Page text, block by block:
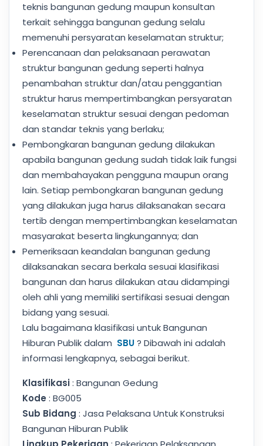
teknis bangunan gedung maupun konsultan
terkait sehingga bangunan gedung selalu
memenuhi persyaratan keselamatan struktur;
Perencanaan dan pelaksanaan perawatan
struktur bangunan gedung seperti halnya
penambahan struktur dan/atau penggantian
struktur harus mempertimbangkan persyaratan
keselamatan struktur sesuai dengan pedoman
dan standar teknis yang berlaku;
Pembongkaran bangunan gedung dilakukan
apabila bangunan gedung sudah tidak laik fungsi
dan membahayakan pengguna maupun orang
lain. Setiap pembongkaran bangunan gedung
yang dilakukan juga harus dilaksanakan secara
tertib dengan mempertimbangkan keselamatan
masyarakat beserta lingkungannya; dan
Pemeriksaan keandalan bangunan gedung
dilaksanakan secara berkala sesuai klasifikasi
bangunan dan harus dilakukan atau didampingi
oleh ahli yang memiliki sertifikasi sesuai dengan
bidang yang sesuai.
Lalu bagaimana klasifikasi untuk Bangunan
Hiburan Publik dalam SBU? Dibawah ini adalah
informasi lengkapnya, sebagai berikut.
Klasifikasi: Bangunan Gedung
Kode : BG005
Sub Bidang : Jasa Pelaksana Untuk Konstruksi
Bangunan Hiburan Publik